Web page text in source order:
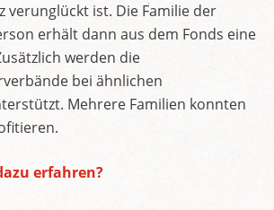
verunglückt ist. Die Familie der
erhält dann aus dem Fonds eine
werden die
bei ähnlichen
Mehrere Familien konnten
erfahren?